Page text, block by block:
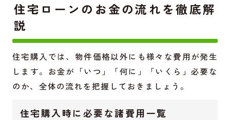
住宅ローンのお金の流れを徹底解
説
住宅購入では、物件価格以外にも様々な費用が発生
します。お金が「いつ」「何に」「いくら」必要な
のか、全体の流れを把握しておきましょう。
住宅購入時に必要な諸費用一覧